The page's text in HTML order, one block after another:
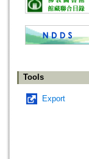
Tools
Export